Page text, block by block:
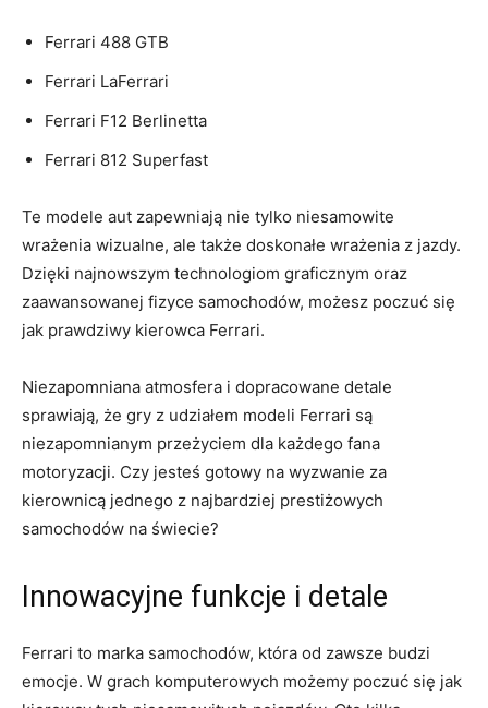
Ferrari 488 GTB
Ferrari LaFerrari
Ferrari F12⁢ Berlinetta
Ferrari 812 Superfast
Te modele aut zapewniają nie tylko ⁢niesamowite
wrażenia wizualne, ale‍ także doskonałe wrażenia z jazdy.
Dzięki⁤ najnowszym technologiom ⁣graficznym oraz
zaawansowanej⁢ fizyce samochodów, możesz poczuć się​
jak prawdziwy kierowca⁣ Ferrari.
Niezapomniana⁢ atmosfera i dopracowane detale
sprawiają, że gry z udziałem modeli ⁤Ferrari są​
niezapomnianym przeżyciem ‌dla każdego ⁢fana
⁤motoryzacji. Czy jesteś gotowy na ⁢wyzwanie za
kierownicą jednego z najbardziej prestiżowych
samochodów na świecie?
Innowacyjne funkcje i detale
Ferrari to marka ⁣samochodów,⁣ która od ‌zawsze budzi ​
emocje. W grach komputerowych możemy poczuć się jak​